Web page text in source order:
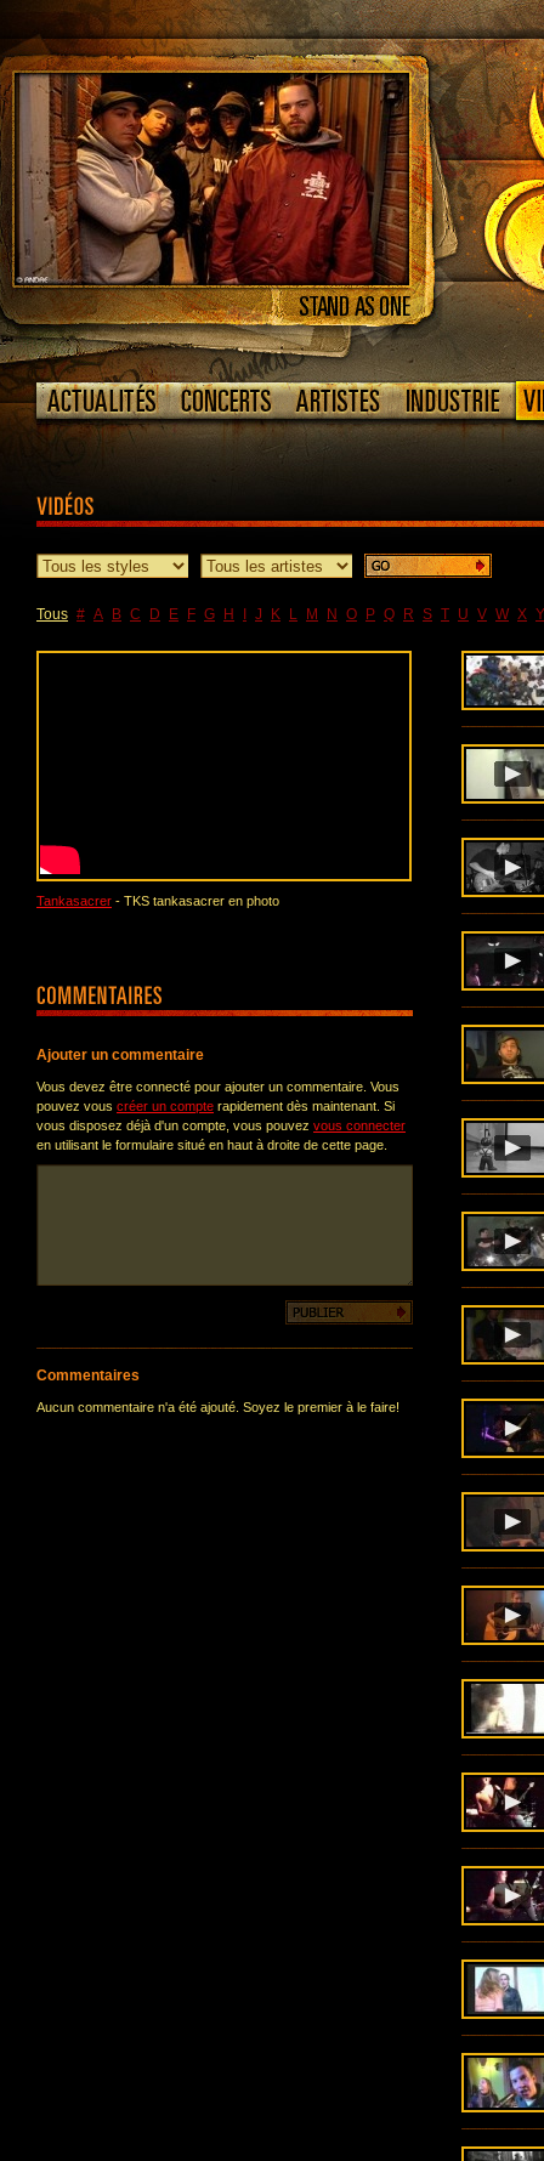
Tous # A B C D E F G H J K L M N O P Q R S T U V W X Y
Tankasacrer - TKS tankasacrer en photo
Ajouter un commentaire
Vous devez être connecté pour ajouter un commentaire. Vous
pouvez vous créer un compte rapidement dès maintenant. Si
vous disposez déjà d'un compte, vous pouvez vous connecter
en utilisant le formulaire situé en haut à droite de cette page.
Commentaires
Aucun commentaire n'a été ajouté. Soyez le premier à le faire!